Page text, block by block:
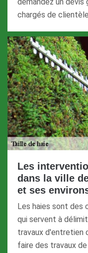
chargés de
Les
dans la ville
et ses
Les haies sont des
qui servent à
travaux d'entretien
faire des travaux